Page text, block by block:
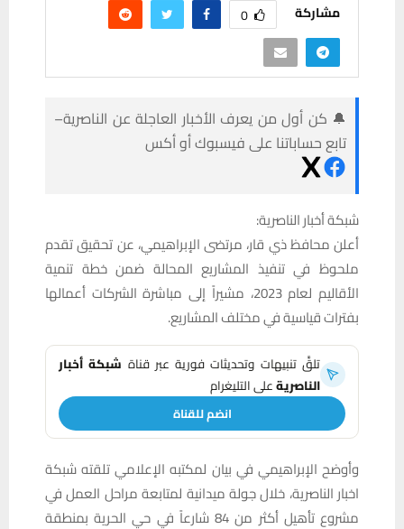
مشاركة 0
🔔 كن أول من يعرف الأخبار العاجلة عن الناصرية–
تابع حساباتنا على فيسبوك أو أكس
شبكة أخبار الناصرية:
أعلن محافظ ذي قار، مرتضى الإبراهيمي، عن تحقيق تقدم
ملحوظ في تنفيذ المشاريع المحالة ضمن خطة تنمية
الأقاليم لعام 2023، مشيراً إلى مباشرة الشركات أعمالها
بفترات قياسية في مختلف المشاريع.
تلقَّ تنبيهات وتحديثات فورية عبر قناة شبكة أخبار
الناصريةعلى التليغرام
انضم للقناة
وأوضح الإبراهيمي في بيان لمكتبه الإعلامي تلقته شبكة
اخبار الناصرية، خلال جولة ميدانية لمتابعة مراحل العمل في
مشروع تأهيل أكثر من 84 شارعاً في حي الحرية بمنطقة